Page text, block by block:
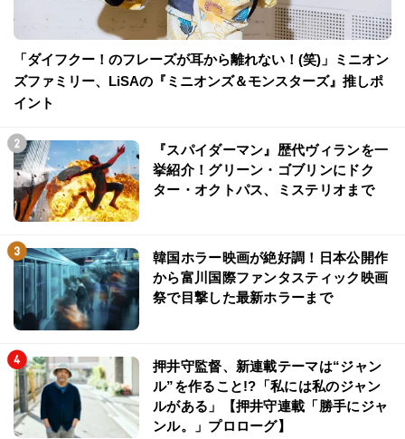
「ダイフクー！のフレーズが耳から離れない！(笑)」ミニオン
ズファミリー、LiSAの『ミニオンズ＆モンスターズ』推しポ
イント
『スパイダーマン』歴代ヴィランを一
挙紹介！グリーン・ゴブリンにドク
ター・オクトパス、ミステリオまで
韓国ホラー映画が絶好調！日本公開作
から富川国際ファンタスティック映画
祭で目撃した最新ホラーまで
押井守監督、新連載テーマは“ジャン
ル”を作ること!?「私には私のジャン
ルがある」【押井守連載「勝手にジャ
ンル。」プロローグ】